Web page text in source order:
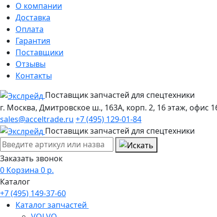
О компании
Доставка
Оплата
Гарантия
Поставщики
Отзывы
Контакты
Поставщик запчастей для спецтехники
г. Москва, Дмитровское ш., 163А, корп. 2, 16 этаж, офис
sales@acceltrade.ru +7 (495) 129-01-84
Поставщик запчастей для спецтехники
Заказать звонок
0 Корзина 0 р.
Каталог
+7 (495) 149-37-60
Каталог запчастей